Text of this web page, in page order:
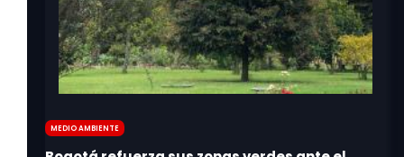
Medio Ambiente